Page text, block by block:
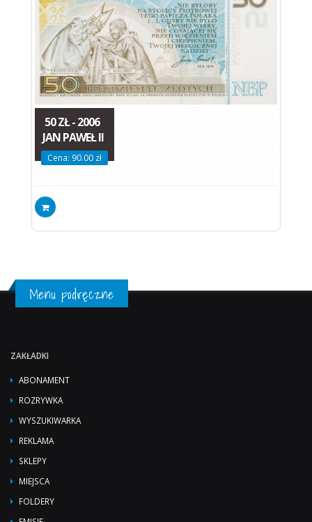
50 ZŁ - 2006
JAN PAWEŁ II
Cena: 90.00 zł
Menu podręczne
ZAKŁADKI
ABONAMENT
ROZRYWKA
WYSZUKIWARKA
REKLAMA
SKLEPY
MIEJSCA
FOLDERY